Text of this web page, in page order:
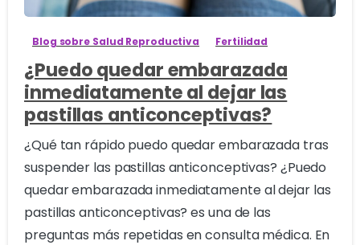
Blog sobre Salud Reproductiva Fertilidad
¿Puedo quedar embarazada
inmediatamente al dejar las
pastillas anticonceptivas?
¿Qué tan rápido puedo quedar embarazada tras
suspender las pastillas anticonceptivas? ¿Puedo
quedar embarazada inmediatamente al dejar las
pastillas anticonceptivas? es una de las
preguntas más repetidas en consulta médica. En